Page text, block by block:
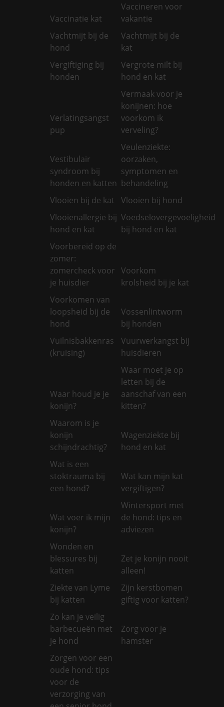
Vaccinatie kat
Vaccineren voor
vakantie
Vachtmijt bij de
hond
Vachtmijt bij de
kat
Vergiftiging bij
honden
Vergrote milt bij
hond en kat
Verlatingsangst
pup
Vermaak voor je
konijnen: hoe
voorkom ik
verveling?
Vestibulair
syndroom bij
honden en katten
Veulenziekte:
oorzaken,
symptomen en
behandeling
Vlooien bij de kat
Vlooien bij hond
Vlooienallergie bij
hond en kat
Voedselovergevoeligheid
bij hond en kat
Voorbereid op de
zomer:
zomercheck voor
je huisdier
Voorkom
krolsheid bij je kat
Voorkomen van
loopsheid bij de
hond
Vossenlintworm
bij honden
Vuilnisbakkenras
(kruising)
Vuurwerkangst bij
huisdieren
Waar houd je je
konijn?
Waar moet je op
letten bij de
aanschaf van een
kitten?
Waarom is je
konijn
schijndrachtig?
Wagenziekte bij
hond en kat
Wat is een
stoktrauma bij
een hond?
Wat kan mijn kat
vergiftigen?
Wat voer ik mijn
konijn?
Wintersport met
de hond: tips en
adviezen
Wonden en
blessures bij
katten
Zet je konijn nooit
alleen!
Ziekte van Lyme
bij katten
Zijn kerstbomen
giftig voor katten?
Zo kan je veilig
barbecueën met
je hond
Zorg voor je
hamster
Zorgen voor een
oude hond: tips
voor de
verzorging van